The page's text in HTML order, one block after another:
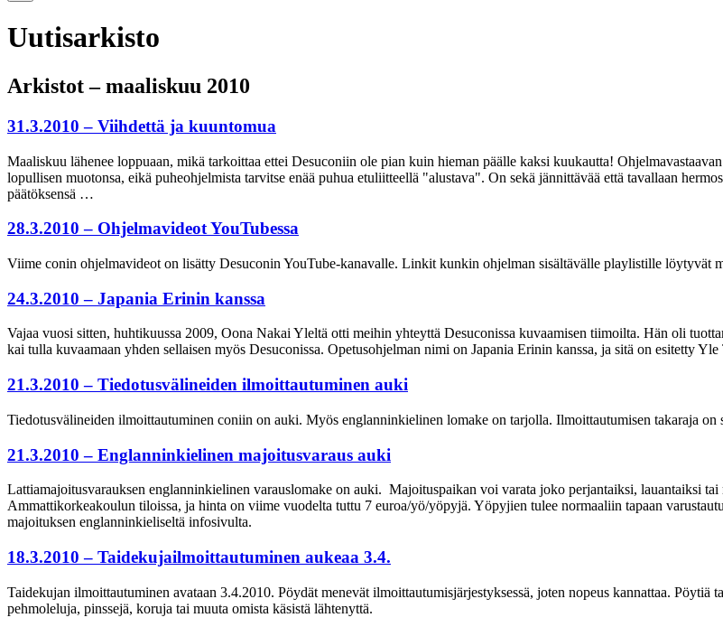
Uutisarkisto
Arkistot – maaliskuu 2010
31.3.2010 – Viihdettä ja kuuntomua
Maaliskuu lähenee loppuaan, mikä tarkoittaa ettei Desuconiin ole pian kuin hieman päälle kaksi kuukautta!
lopullisen muotonsa, eikä puheohjelmista tarvitse enää puhua etuliitteellä "alustava". On sekä jännittävää että tavallaan
päätöksensä …
28.3.2010 – Ohjelmavideot YouTubessa
Viime conin ohjelmavideot on lisätty Desuconin YouTube-kanavalle. Linkit kunkin ohjelman sisältävälle playlistille löytyvät
24.3.2010 – Japania Erinin kanssa
Vajaa vuosi sitten, huhtikuussa 2009, Oona Nakai Yleltä otti meihin yhteyttä Desuconissa kuvaamisen tiimoilta. Hän oli
kai tulla kuvaamaan yhden sellaisen myös Desuconissa. Opetusohjelman nimi on Japania Erinin kanssa, ja sitä on esitetty
21.3.2010 – Tiedotusvälineiden ilmoittautuminen auki
Tiedotusvälineiden ilmoittautuminen coniin on auki. Myös englanninkielinen lomake on tarjolla. Ilmoittautumisen takaraja on
21.3.2010 – Englanninkielinen majoitusvaraus auki
Lattiamajoitusvarauksen englanninkielinen varauslomake on auki. Majoituspaikan voi varata joko perjantaiksi, lauantaiksi
Ammattikorkeakoulun tiloissa, ja hinta on viime vuodelta tuttu 7 euroa/yö/yöpyjä. Yöpyjien tulee normaaliin tapaan
majoituksen englanninkieliseltä infosivulta.
18.3.2010 – Taidekujailmoittautuminen aukeaa 3.4.
Taidekujan ilmoittautuminen avataan 3.4.2010. Pöydät menevät ilmoittautumisjärjestyksessä, joten nopeus kannattaa.
pehmoleluja, pinssejä, koruja tai muuta omista käsistä lähtenyttä.